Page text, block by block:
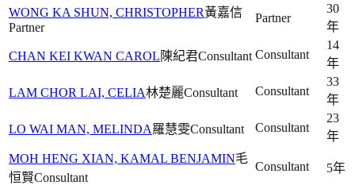
WONG KA SHUN, CHRISTOPHER黃嘉信
Partner
Partner
30
年
CHAN KEI KWAN CAROL 陳紀君Consultant Consultant
14
年
LAM CHOR LAI, CELIA林楚麗Consultant Consultant
33
年
LO WAI MAN, MELINDA羅慧雯Consultant Consultant
23
年
MOH HENG XIAN, KAMAL BENJAMIN毛
恒賢Consultant
Consultant 5年